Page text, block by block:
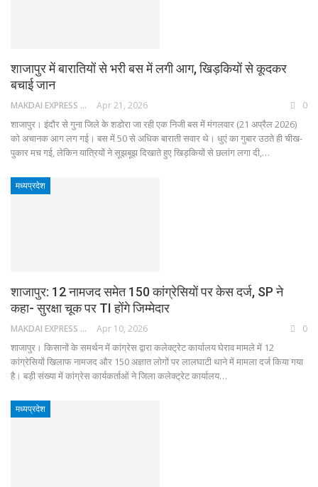
शाजापुर में बारातियों से भरी बस में लगी आग, खिड़कियों से कूदकर
बचाई जान
MAKDAI EXPRESS 24 Apr 21, 2026 0
शाजापुर। इंदौर से गुना जिले के शडोरा जा रही एक निजी बस में मंगलवार (21 अप्रैल 2026)
को अचानक आग लग गई। बस में 50 से अधिक बाराती सवार थे। धुएं का गुबार उठते ही चीख-
पुकार मच गई, लेकिन यात्रियों ने सूझबूझ दिखाते हुए खिड़कियों से छलांग लगा दी,…
मध्यप्रदेश
शाजापुर: 12 नामजद समेत 150 कांग्रेसियों पर केस दर्ज, SP ने
कहा- सुरक्षा चूक पर TI होंगे जिम्मेदार
MAKDAI EXPRESS 24 Apr 10, 2026 0
शाजापुर। किसानों के समर्थन में कांग्रेस द्वारा कलेक्ट्रेट कार्यालय घेराव मामले में 12
कांग्रेसियों खिलाफ नामजद और 150 अज्ञात लोगों पर लालघाटी थाने में मामला दर्ज किया गया
है। बड़ी संख्या में कांग्रेस कार्यकर्ताओं ने जिला कलेक्ट्रेट कार्यालय…
मध्यप्रदेश